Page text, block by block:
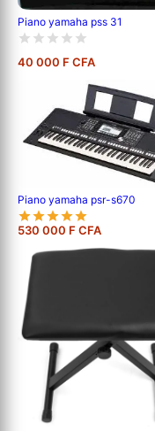
Piano yamaha pss 31
40 000 F CFA
Piano yamaha psr-s670
530 000 F CFA